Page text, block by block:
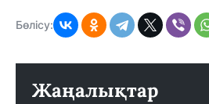
Бөлісу:
Жаңалықтар